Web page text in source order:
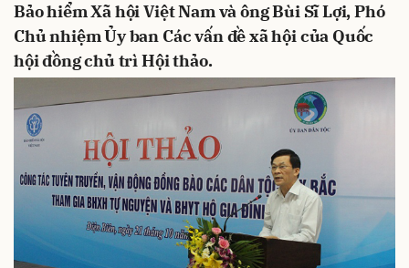
Bảo hiểm Xã hội Việt Nam và ông Bùi Sĩ Lợi, Phó
Chủ nhiệm Ủy ban Các vấn đề xã hội của Quốc
hội đồng chủ trì Hội thảo.